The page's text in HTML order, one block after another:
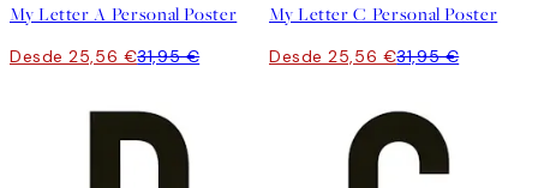
My Letter A Personal Poster
Desde 25,56 €31,95 €
My Letter C Personal Poster
Desde 25,56 €31,95 €